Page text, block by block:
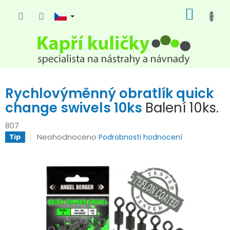
KOŠÍK
Rychlovýměnný obratlík quick
change swivels 10ks Balení 10ks.
807
Tip
Průměrné
hvězdiček.
Neohodnoceno Podrobnosti hodnocení